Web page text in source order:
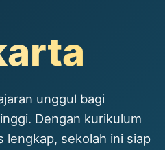
unggul bagi
Dengan kurikulum
lengkap, sekolah ini siap